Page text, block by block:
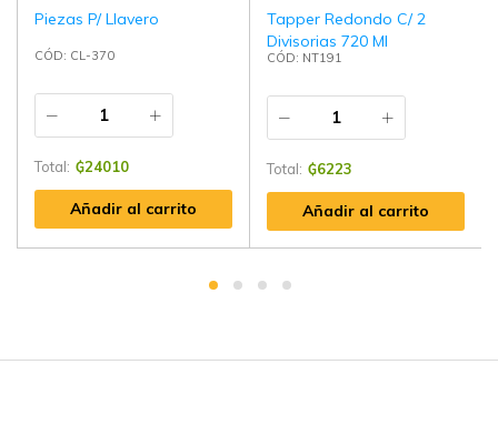
Piezas P/ Llavero
CÓD: CL-370
Total: ₲24010
Añadir al carrito
Tapper Redondo C/ 2
Divisorias 720 Ml
CÓD: NT191
Total: ₲6223
Añadir al carrito